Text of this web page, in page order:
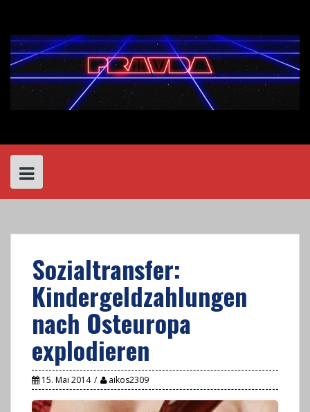
content
Sozialtransfer:
Kindergeldzahlungen
nach Osteuropa
explodieren
15. Mai 2014 aikos2309